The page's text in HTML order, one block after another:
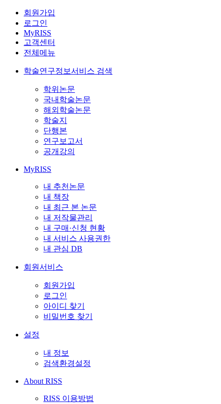
회원가입
로그인
MyRISS
고객센터
전체메뉴
학술연구정보서비스 검색
학위논문
국내학술논문
해외학술논문
학술지
단행본
연구보고서
공개강의
MyRISS
내 추천논문
내 책장
내 최근 본 논문
내 저작물관리
내 구매·신청 현황
내 서비스 사용권한
내 관심 DB
회원서비스
회원가입
로그인
아이디 찾기
비밀번호 찾기
설정
내 정보
검색환경설정
About RISS
RISS 이용방법